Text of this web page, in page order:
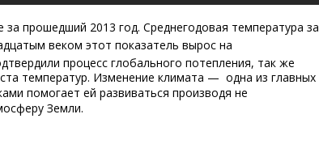
прошедший 2013 год. Среднегодовая температура за
веком этот показатель вырос на
процесс глобального потепления, так же
температур. Изменение климата — одна из главных
помогает ей развиваться производя не
Земли.